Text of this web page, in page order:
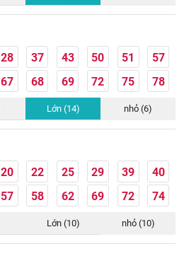
28 37 43 50 51
57
67 68 69 72 75 78
Lớn (14) nhỏ (6)
20 22 25 29 39
40
57 58 62 69 72 74
Lớn (10) nhỏ (10)